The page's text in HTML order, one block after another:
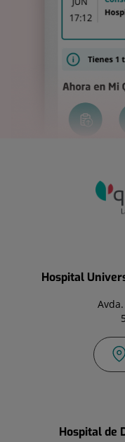
Hospital
Hospital de